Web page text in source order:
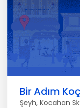
Bir Adım
Şeyh, Kocahan